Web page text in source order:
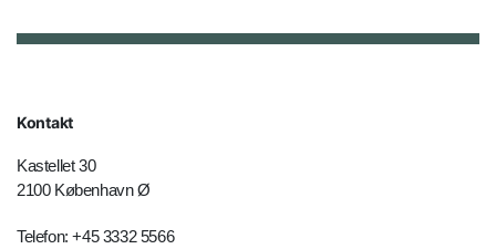
Kontakt
Kastellet 30
2100 København Ø
Telefon: +45 3332 5566